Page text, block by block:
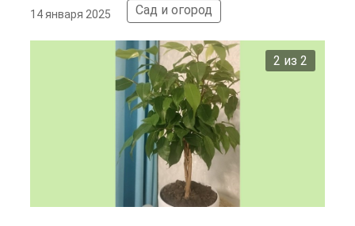
14 января 2025 Сад и огород
2 из 2